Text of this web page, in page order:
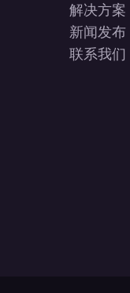
解决方案
新闻发布
联系我们